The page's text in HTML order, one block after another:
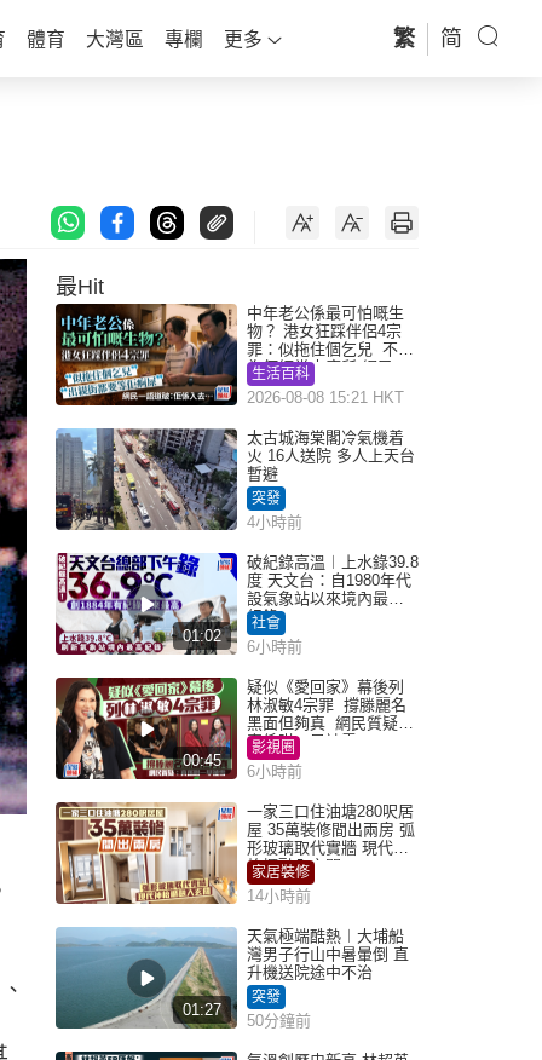
體育 大灣區 專欄 更多 繁 简
最Hit
中年老公係最可怕嘅生
物？ 港女狂踩伴侶4宗
罪：似拖住個乞兒 不解
為何經常去廁所 網民一
語道破
生活百科
2026-08-08 15:21 HKT
太古城海棠閣冷氣機着
火 16人送院 多人上天台
暫避
突發
4小時前
01:02
破紀錄高溫︱上水錄39.8
度 天文台：自1980年代
設氣象站以來境內最高
紀錄
社會
6小時前
00:45
疑似《愛回家》幕後列
林淑敏4宗罪 撐滕麗名
黑面但夠真 網民質疑：
真係咁一早被雪
影視圈
6小時前
一家三口住油塘280呎居
屋 35萬裝修間出兩房 弧
形玻璃取代實牆 現代神
枱櫃融入玄關
家居裝修
14小時前
01:27
天氣極端酷熱︱大埔船
灣男子行山中暑暈倒 直
升機送院途中不治
突發
50分鐘前